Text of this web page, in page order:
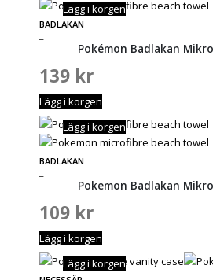
BADLAKAN
Lägg i korgen
Pokémon Badlakan
139 kr
Lägg i korgen
BADLAKAN
Lägg i korgen
Pokemon Badlakan
109 kr
Lägg i korgen
Lägg i korgen